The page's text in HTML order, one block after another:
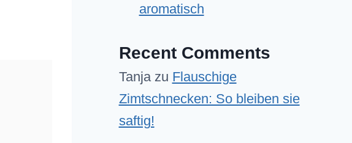
aromatisch
Recent Comments
Tanjazu Flauschige
Zimtschnecken: So bleiben sie
saftig!